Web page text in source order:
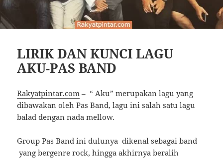
LIRIK DAN KUNCI LAGU
AKU-PAS BAND
Rakyatpintar.com – “ Aku” merupakan lagu yang
dibawakan oleh Pas Band, lagu ini salah satu lagu
balad dengan nada mellow.
Group Pas Band ini dulunya dikenal sebagai band
yang bergenre rock, hingga akhirnya beralih